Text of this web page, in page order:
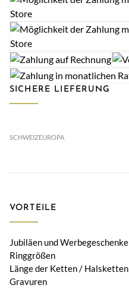
SICHERE LIEFERUNG
SCHWEIZEUROPA
VORTEILE
Jubiläen und Werbegeschenke
Ringgrößen
Länge der Ketten / Halsketten
Gravuren